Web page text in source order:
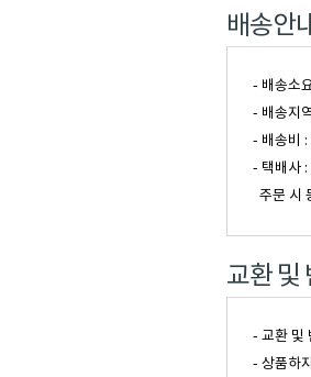
배송안
- 배송소
- 배송지
- 배송비
- 택배사 :
주문 시
교환 및
- 교환 및
- 상품하